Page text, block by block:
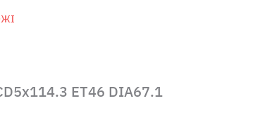
ET46 DIA67.1